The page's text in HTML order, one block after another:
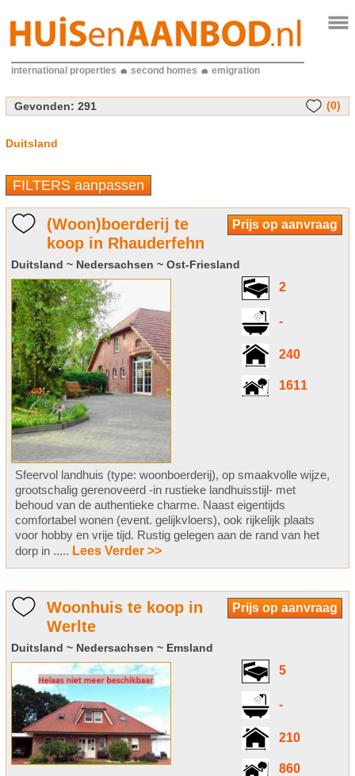
international properties second homes emigration
Gevonden: 291 (0)
Duitsland
FILTERS aanpassen
Prijs op aanvraag
(Woon)boerderij te
koop in Rhauderfehn
Duitsland ~ Nedersachsen ~ Ost-Friesland
2
-
240
1611
Sfeervol landhuis (type: woonboerderij), op smaakvolle wijze,
grootschalig gerenoveerd -in rustieke landhuisstijl- met
behoud van de authentieke charme. Naast eigentijds
comfortabel wonen (event. gelijkvloers), ook rijkelijk plaats
voor hobby en vrije tijd. Rustig gelegen aan de rand van het
dorp in ..... Lees Verder >>
Prijs op aanvraag
Woonhuis te koop in
Werlte
Duitsland ~ Nedersachsen ~ Emsland
5
-
210
860